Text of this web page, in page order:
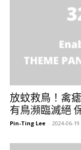
放蚊救鳥！禽
有鳥瀕臨滅絕
Pin-Ting Lee - 2024-06-19